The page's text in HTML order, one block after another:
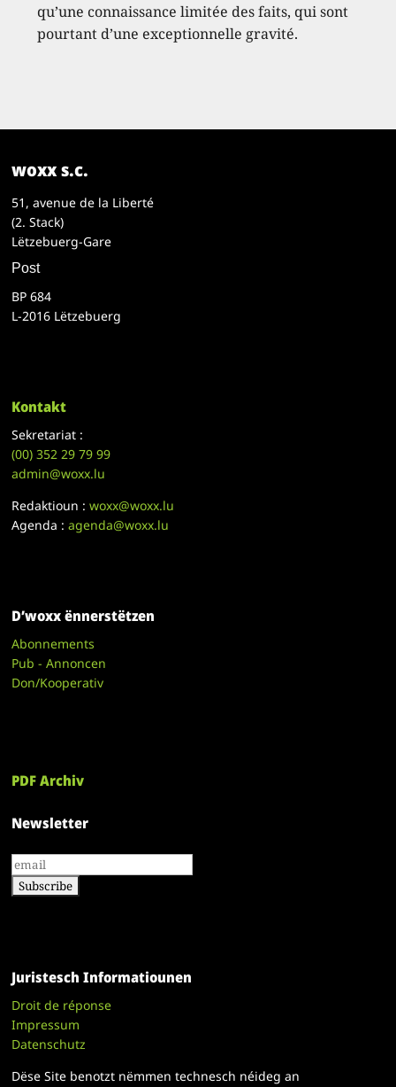
qu’une connaissance limitée des faits, qui sont
pourtant d’une exceptionnelle gravité.
woxx s.c.
51, avenue de la Liberté
(2. Stack)
Lëtzebuerg-Gare
Post
BP 684
L-2016 Lëtzebuerg
Kontakt
Sekretariat :
(00)352 29 79 99
admin@woxx.lu
Redaktioun :woxx@woxx.lu
Agenda :agenda@woxx.lu
D’woxx ënnerstëtzen
Abonnements
Pub - Annoncen
Don/Kooperativ
PDF Archiv
Newsletter
Juristesch Informatiounen
Droit de réponse
Impressum
Datenschutz
Dëse Site benotzt nëmmen technesch néideg an